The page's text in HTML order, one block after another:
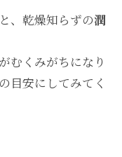
、乾燥知らずの潤
むくみがちになり
目安にしてみてく